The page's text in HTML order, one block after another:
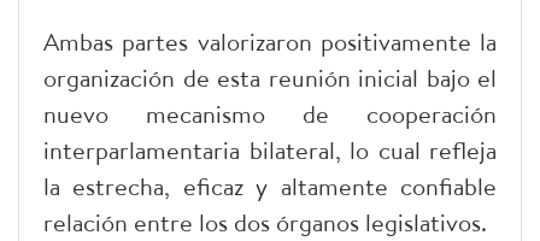
Ambas partes valorizaron positivamente la
organización de esta reunión inicial bajo el
nuevo mecanismo de cooperación
interparlamentaria bilateral, lo cual refleja
la estrecha, eficaz y altamente confiable
relación entre los dos órganos legislativos.